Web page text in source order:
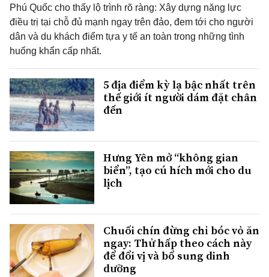
Phú Quốc cho thấy lộ trình rõ ràng: Xây dựng năng lực
điều trị tại chỗ đủ mạnh ngay trên đảo, đem tới cho người
dân và du khách điểm tựa y tế an toàn trong những tình
huống khẩn cấp nhất.
5 địa điểm kỳ lạ bậc nhất trên
thế giới ít người dám đặt chân
đến
Hưng Yên mở “không gian
biển”, tạo cú hích mới cho du
lịch
Chuối chín đừng chỉ bóc vỏ ăn
ngay: Thử hấp theo cách này
để đổi vị và bổ sung dinh
dưỡng